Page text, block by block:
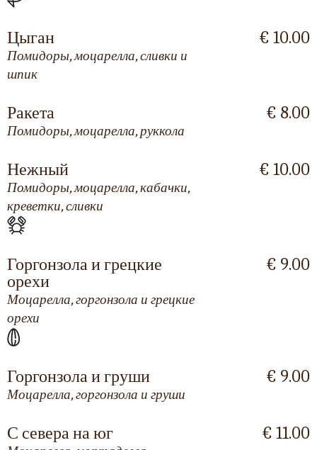
Цыган
Помидоры, моцарелла, сливки и
шпик
€ 10.00
Ракета
Помидоры, моцарелла, руккола
€ 8.00
Нежный
Помидоры, моцарелла, кабачки,
креветки, сливки
€ 10.00
Горгонзола и грецкие
орехи
Моцарелла, горгонзола и грецкие
орехи
€ 9.00
Горгонзола и груши
Моцарелла, горгонзола и груши
€ 9.00
С севера на юг € 11.00